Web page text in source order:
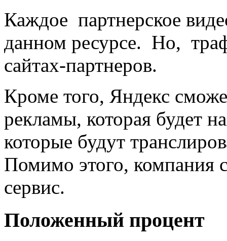
Каждое партнерское
данном ресурсе. Но,
сайтах-партнеров.
Кроме того, Яндекс
рекламы, которая будет
которые будут
Помимо этого, компания
сервис.
Положенный процент